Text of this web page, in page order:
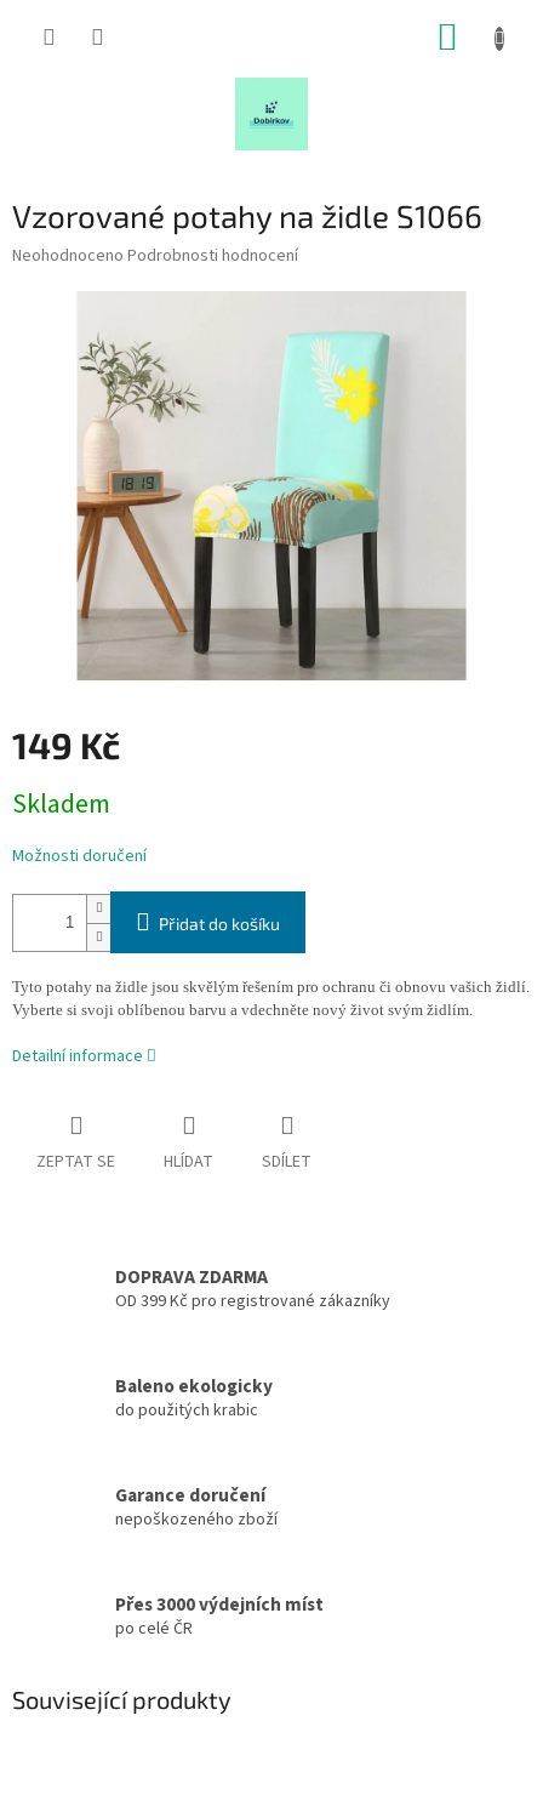
Vzorované potahy na židle S1066
Průměrné
Neohodnoceno Podrobnosti hodnocení
149 Kč
cena:
Skladem
Možnosti doručení
Přidat do košíku
Tyto potahy na židle jsou skvělým řešením pro ochranu či obnovu vašich židlí.
Vyberte si svoji oblíbenou barvu a vdechněte nový život svým židlím.
Detailní informace
ZEPTAT SE HLÍDAT SDÍLET
DOPRAVA ZDARMA
OD 399 Kč pro registrované zákazníky
Baleno ekologicky
do použitých krabic
Garance doručení
nepoškozeného zboží
Přes 3000 výdejních míst
po celé ČR
Související produkty